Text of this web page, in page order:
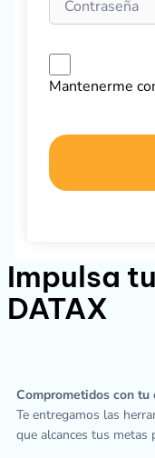
Mantenerme
Impulsa
DATAX
Comprometidos con tu
Te entregamos las
que alcances tus metas